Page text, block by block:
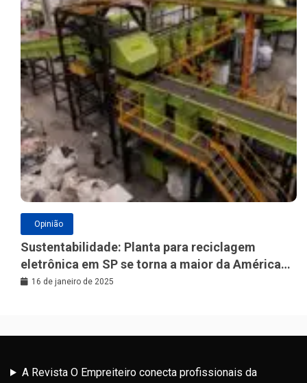
Opinião
Sustentabilidade: Planta para reciclagem
eletrônica em SP se torna a maior da América
Latina
16 de janeiro de 2025
A Revista O Empreiteiro conecta profissionais da